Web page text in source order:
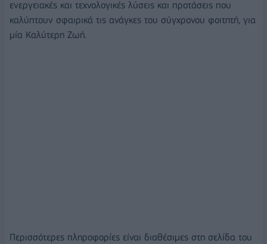
ενεργειακές και τεχνολογικές λύσεις και προτάσεις που
καλύπτουν σφαιρικά τις ανάγκες του σύγχρονου φοιτητή, για
μία Καλύτερη Ζωή.
Περισσότερες πληροφορίες είναι διαθέσιμες στη σελίδα του